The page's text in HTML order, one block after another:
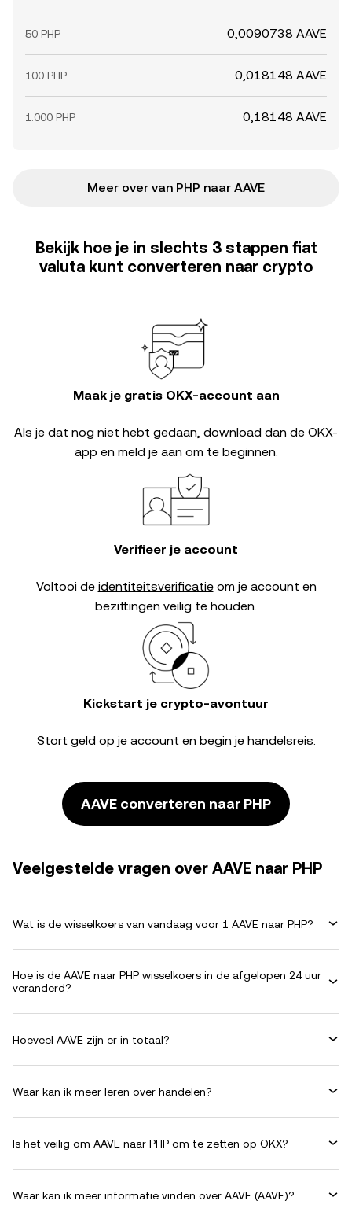
50 PHP 0,0090738 AAVE
100 PHP 0,018148 AAVE
1.000 PHP 0,18148 AAVE
Meer over van PHP naar AAVE
Bekijk hoe je in slechts 3 stappen fiat
valuta kunt converteren naar crypto
Maak je gratis OKX-account aan
Als je dat nog niet hebt gedaan, download dan de OKX-
app en meld je aan om te beginnen.
Verifieer je account
Voltooi de identiteitsverificatieom je account en
bezittingen veilig te houden.
Kickstart je crypto-avontuur
Stort geld op je account en begin je handelsreis.
AAVE converteren naar PHP
Veelgestelde vragen over AAVE naar PHP
Wat is de wisselkoers van vandaag voor 1 AAVE naar PHP?
Hoe is de AAVE naar PHP wisselkoers in de afgelopen 24 uur
veranderd?
Hoeveel AAVE zijn er in totaal?
Waar kan ik meer leren over handelen?
Is het veilig om AAVE naar PHP om te zetten op OKX?
Waar kan ik meer informatie vinden over AAVE (AAVE)?